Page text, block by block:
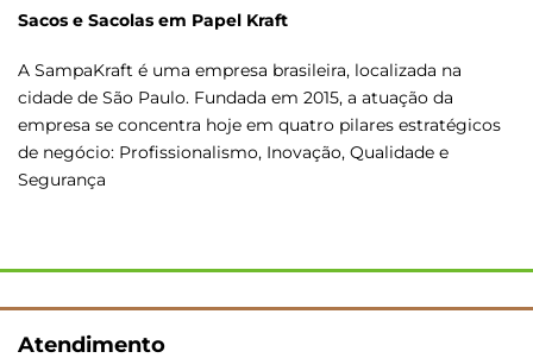
Sacos e Sacolas em Papel Kraft
A SampaKraft é uma empresa brasileira, localizada na
cidade de São Paulo. Fundada em 2015, a atuação da
empresa se concentra hoje em quatro pilares estratégicos
de negócio: Profissionalismo, Inovação, Qualidade e
Segurança
Atendimento